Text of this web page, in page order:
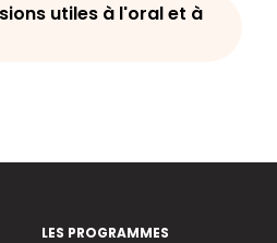
utiles à l'oral et à
LES PROGRAMMES